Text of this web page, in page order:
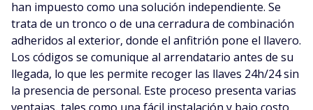
han impuesto como una solución independiente. Se
trata de un tronco o de una cerradura de combinación
adheridos al exterior, donde el anfitrión pone el llavero.
Los códigos se comunique al arrendatario antes de su
llegada, lo que les permite recoger las llaves 24h/24 sin
la presencia de personal. Este proceso presenta varias